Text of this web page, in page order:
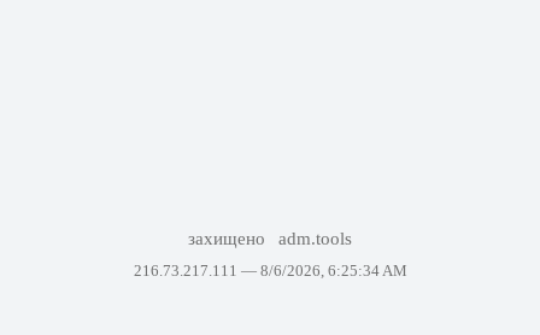
захищено adm.tools
216.73.217.111 — 8/6/2026, 6:25:34 AM